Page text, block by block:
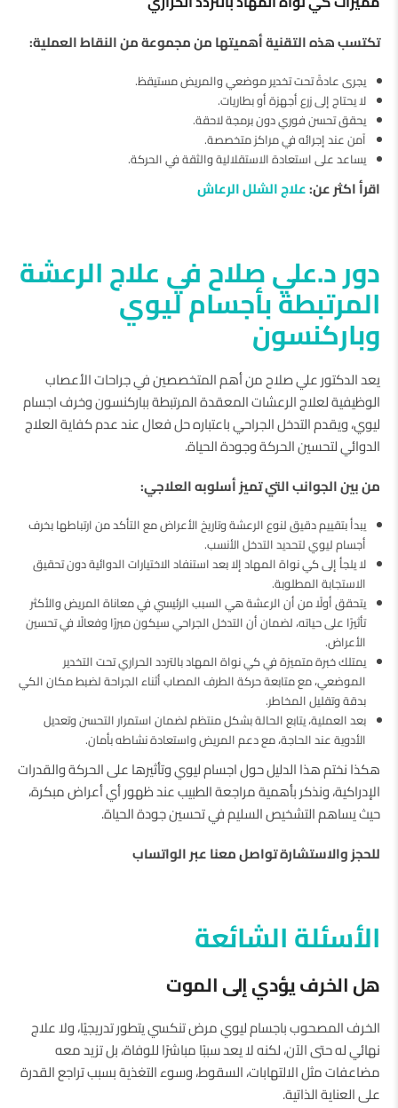
تكتسب هذه التقنية أهميتها من مجموعة من النقاط العملية:
يجرى عادةً تحت تخدير موضعي والمريض مستيقظ.
لا يحتاج إلى زرع أجهزة أو بطاريات.
يحقق تحسن فوري دون برمجة لاحقة.
آمن عند إجرائه في مراكز متخصصة.
يساعد على استعادة الاستقلالية والثقة في الحركة.
اقرأ اكثر عن:علاج الشلل الرعاش
دور د.علي صلاح في علاج الرعشة
المرتبطة بأجسام ليوي
وباركنسون
يعد الدكتور علي صلاح من أهم المتخصصين في جراحات الأعصاب
الوظيفية لعلاج الرعشات المعقدة المرتبطة بباركنسون وخرف اجسام
ليوي، ويقدم التدخل الجراحي باعتباره حل فعال عند عدم كفاية العلاج
الدوائي لتحسين الحركة وجودة الحياة.
من بين الجوانب التي تميز أسلوبه العلاجي:
يبدأ بتقييم دقيق لنوع الرعشة وتاريخ الأعراض مع التأكد من ارتباطها بخرف
أجسام ليوي لتحديد التدخل الأنسب.
لا يلجأ إلى كي نواة المهاد إلا بعد استنفاد الاختيارات الدوائية دون تحقيق
الاستجابة المطلوبة.
يتحقق أولًا من أن الرعشة هي السبب الرئيسي في معاناة المريض والأكثر
تأثيرًا على حياته، لضمان أن التدخل الجراحي سيكون مبررًا وفعالًا في تحسين
الأعراض.
يمتلك خبرة متميزة في كي نواة المهاد بالتردد الحراري تحت التخدير
الموضعي، مع متابعة حركة الطرف المصاب أثناء الجراحة لضبط مكان الكي
بدقة وتقليل المخاطر.
بعد العملية، يتابع الحالة بشكل منتظم لضمان استمرار التحسن وتعديل
الأدوية عند الحاجة، مع دعم المريض واستعادة نشاطه بأمان.
هكذا نختم هذا الدليل حول اجسام ليوي وتأثيرها على الحركة والقدرات
الإدراكية، ونذكر بأهمية مراجعة الطبيب عند ظهور أي أعراض مبكرة،
حيث يساهم التشخيص السليم في تحسين جودة الحياة.
للحجز والاستشارة تواصل معنا عبر الواتساب
الأسئلة الشائعة
هل الخرف يؤدي إلى الموت
الخرف المصحوب باجسام ليوي مرض تنكسي يتطور تدريجيًا، ولا علاج
نهائي له حتى الآن، لكنه لا يعد سببًا مباشرًا للوفاة، بل تزيد معه
مضاعفات مثل الالتهابات، السقوط، وسوء التغذية بسبب تراجع القدرة
على العناية الذاتية.